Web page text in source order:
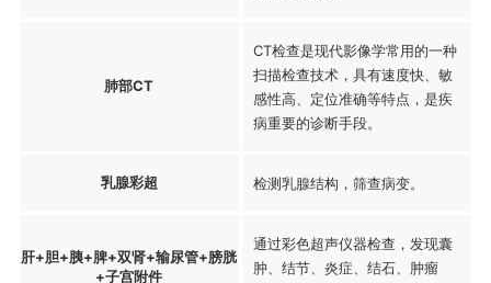
肺部CT
CT检查是现代影像学常用的一种
扫描检查技术，具有速度快、敏
感性高、定位准确等特点，是疾
病重要的诊断手段。
乳腺彩超 检测乳腺结构，筛查病变。
肝+胆+胰+脾+双肾+输尿管+膀胱
+子宫附件
通过彩色超声仪器检查，发现囊
肿、结节、炎症、结石、肿瘤